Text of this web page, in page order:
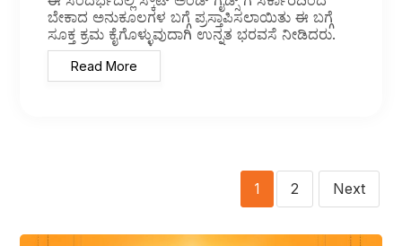
ಬೇಕಾದ ಅನುಕೂಲಗಳ ಬಗ್ಗೆ ಪ್ರಸ್ತಾಪಿಸಲಾಯಿತು ಈ ಬಗ್ಗೆ
ಸೂಕ್ತ ಕ್ರಮ ಕೈಗೊಳ್ಳುವುದಾಗಿ ಉನ್ನತ ಭರವಸೆ ನೀಡಿದರು.
Read More
1 2 Next